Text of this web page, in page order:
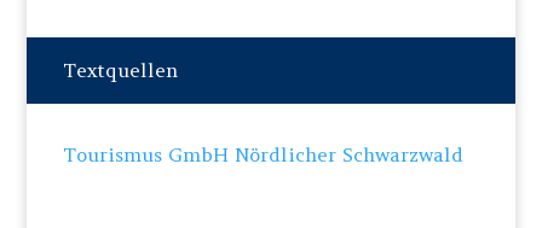
Textquellen
Tourismus GmbH Nördlicher Schwarzwald